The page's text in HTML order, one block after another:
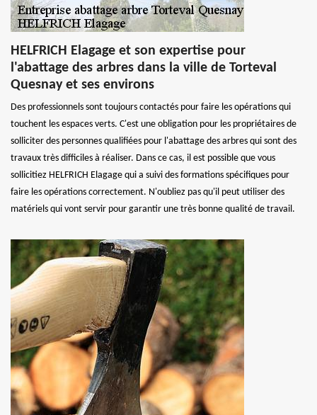
HELFRICH Elagage et son expertise pour
l'abattage des arbres dans la ville de Torteval
Quesnay et ses environs
Des professionnels sont toujours contactés pour faire les opérations qui
touchent les espaces verts. C'est une obligation pour les propriétaires de
solliciter des personnes qualifiées pour l'abattage des arbres qui sont des
travaux très difficiles à réaliser. Dans ce cas, il est possible que vous
sollicitiez HELFRICH Elagage qui a suivi des formations spécifiques pour
faire les opérations correctement. N'oubliez pas qu'il peut utiliser des
matériels qui vont servir pour garantir une très bonne qualité de travail.